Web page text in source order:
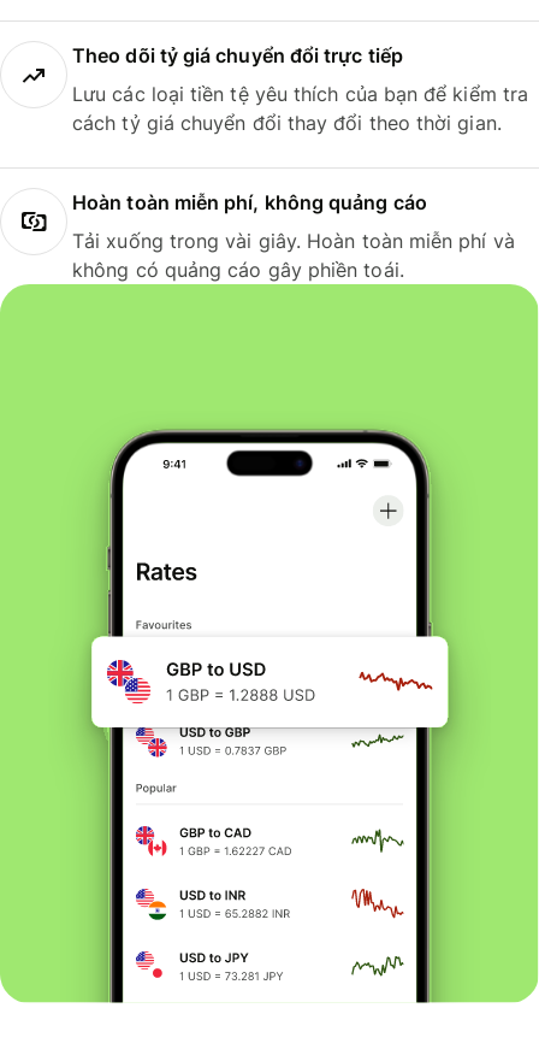
Theo dõi tỷ giá chuyển đổi trực tiếp
Lưu các loại tiền tệ yêu thích của bạn để kiểm tra
cách tỷ giá chuyển đổi thay đổi theo thời gian.
Hoàn toàn miễn phí, không quảng cáo
Tải xuống trong vài giây. Hoàn toàn miễn phí và
không có quảng cáo gây phiền toái.